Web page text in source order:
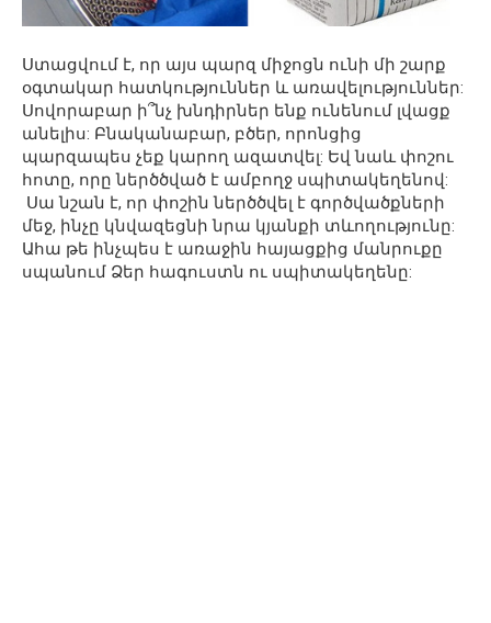
Ստացվում է, որ այս պարզ միջոցն ունի մի շարք
օգտակար հատկություններ և առավելություններ:
Սովորաբար ի՞նչ խնդիրներ ենք ունենում լվացք
անելիս: Բնականաբար, բծեր, որոնցից
պարզապես չեք կարող ազատվել: Եվ նաև փոշու
հոտը, որը ներծծված է ամբողջ սպիտակեղենով:
Սա նշան է, որ փոշին ներծծվել է գործվածքների
մեջ, ինչը կնվազեցնի նրա կյանքի տևողությունը:
Ահա թե ինչպես է առաջին հայացքից մանրուքը
սպանում Ձեր հագուստն ու սպիտակեղենը: